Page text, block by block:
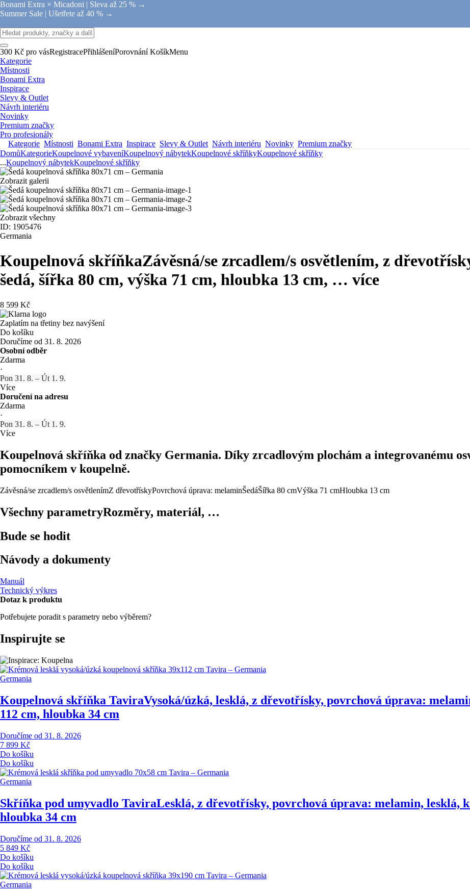
Bonami Extra × Micadoni | Sleva až 25 % →
Summer Sale | Ušetřete až 40 % →
300 Kč pro vásRegistracePřihlášeníPorovnání KošíkMenu
Kategorie
Místnosti
Bonami Extra
Inspirace
Slevy & Outlet
Návrh interiéru
Novinky
Premium značky
Pro profesionály
Kategorie Místnosti Bonami Extra Inspirace Slevy & Outlet Návrh interiéru Novinky Premium značky
DomůKategorieKoupelnové vybaveníKoupelnový nábytekKoupelnové skříňkyKoupelnové skříňky
...Koupelnový nábytekKoupelnové skříňky
Zobrazit galerii
Zobrazit všechny
ID: 1905476
Germania
Koupelnová skříňkaZávěsná/se zrcadlem/s osvětlením, z
šedá, šířka 80 cm, výška 71 cm, hloubka 13 cm, … více
8 599 Kč
Zaplatím na třetiny bez navýšení
Do košíku
Doručíme od 31. 8. 2026
Osobní odběr
Zdarma
·
Pon 31. 8. – Út 1. 9.
Více
Doručení na adresu
Zdarma
·
Pon 31. 8. – Út 1. 9.
Více
Koupelnová skříňka od značky Germania. Díky zrcadlovým plochám a integrovanému
pomocníkem v koupelně.
Závěsná/se zrcadlem/s osvětlenímZ dřevotřískyPovrchová úprava: melaminŠedáŠířka 80 cmVýška 71 cmHloubka 13 cm
Všechny parametryRozměry, materiál, …
Bude se hodit
Návody a dokumenty
Manuál
Technický výkres
Dotaz k produktu
Potřebujete poradit s parametry nebo výběrem?
Inspirujte se
Germania
Koupelnová skříňka TaviraVysoká/úzká, lesklá, z dřevotřísky, povrchová úprava:
112 cm, hloubka 34 cm
Doručíme od 31. 8. 2026
7 899 Kč
Do košíku
Do košíku
Germania
Skříňka pod umyvadlo TaviraLesklá, z dřevotřísky, povrchová úprava: melamin, lesklá,
hloubka 34 cm
Doručíme od 31. 8. 2026
5 849 Kč
Do košíku
Do košíku
Germania